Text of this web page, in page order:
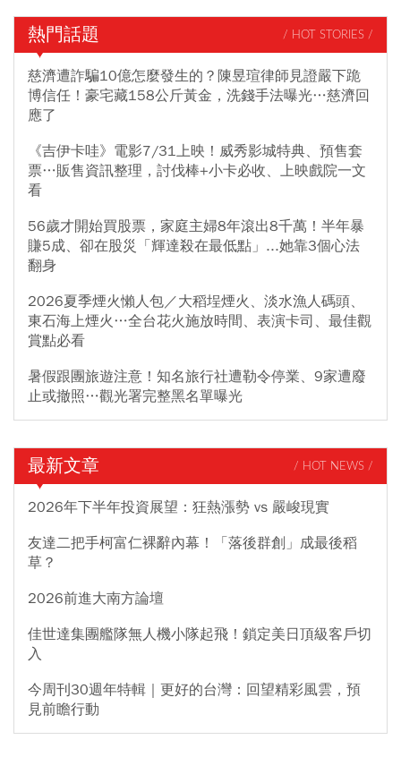
熱門話題 / HOT STORIES /
慈濟遭詐騙10億怎麼發生的？陳昱瑄律師見證嚴下跪
博信任！豪宅藏158公斤黃金，洗錢手法曝光…慈濟回
應了
《吉伊卡哇》電影7/31上映！威秀影城特典、預售套
票…販售資訊整理，討伐棒+小卡必收、上映戲院一文
看
56歲才開始買股票，家庭主婦8年滾出8千萬！半年暴
賺5成、卻在股災「輝達殺在最低點」...她靠3個心法
翻身
2026夏季煙火懶人包／大稻埕煙火、淡水漁人碼頭、
東石海上煙火…全台花火施放時間、表演卡司、最佳觀
賞點必看
暑假跟團旅遊注意！知名旅行社遭勒令停業、9家遭廢
止或撤照…觀光署完整黑名單曝光
最新文章 / HOT NEWS /
2026年下半年投資展望：狂熱漲勢 vs 嚴峻現實
友達二把手柯富仁裸辭內幕！「落後群創」成最後稻
草？
2026前進大南方論壇
佳世達集團艦隊無人機小隊起飛！鎖定美日頂級客戶切
入
今周刊30週年特輯｜更好的台灣：回望精彩風雲，預
見前瞻行動